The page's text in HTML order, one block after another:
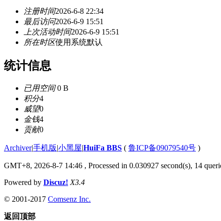
注册时间2026-6-8 22:34
最后访问2026-6-9 15:51
上次活动时间2026-6-9 15:51
所在时区使用系统默认
统计信息
已用空间0 B
积分4
威望0
金钱4
贡献0
Archiver|手机版|小黑屋|HuiFa BBS ( 鲁ICP备09079540号 )
GMT+8, 2026-8-7 14:46 , Processed in 0.030927 second(s), 14
Powered by Discuz! X3.4
© 2001-2017 Comsenz Inc.
返回顶部